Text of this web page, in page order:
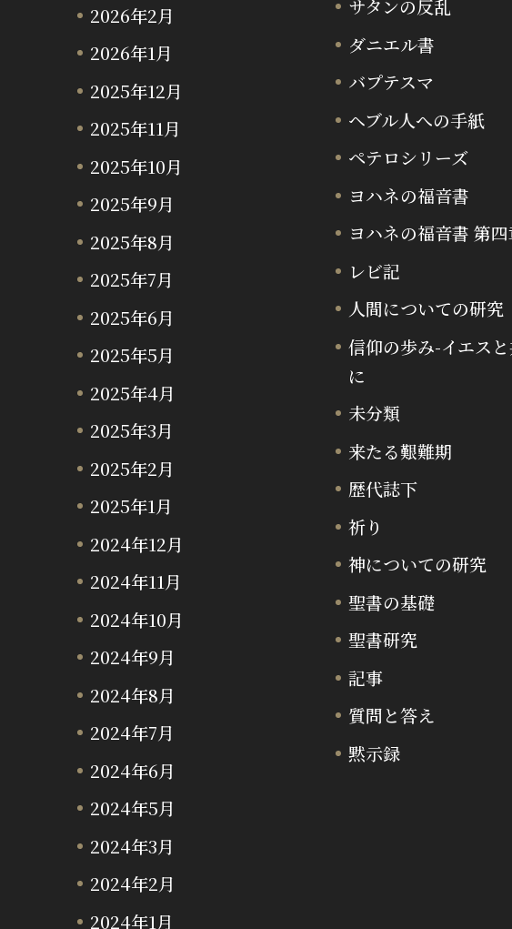
2026年2月
2026年1月
2025年12月
2025年11月
2025年10月
2025年9月
2025年8月
2025年7月
2025年6月
2025年5月
2025年4月
2025年3月
2025年2月
2025年1月
2024年12月
2024年11月
2024年10月
2024年9月
2024年8月
2024年7月
2024年6月
2024年5月
2024年3月
2024年2月
2024年1月
サタンの反乱
ダニエル書
バプテスマ
ヘブル人への手紙
ペテロシリーズ
ヨハネの福音書
ヨハネの福音書 第
レビ記
人間についての研究
信仰の歩み-イエス
に
未分類
来たる艱難期
歴代誌下
祈り
神についての研究
聖書の基礎
聖書研究
記事
質問と答え
黙示録